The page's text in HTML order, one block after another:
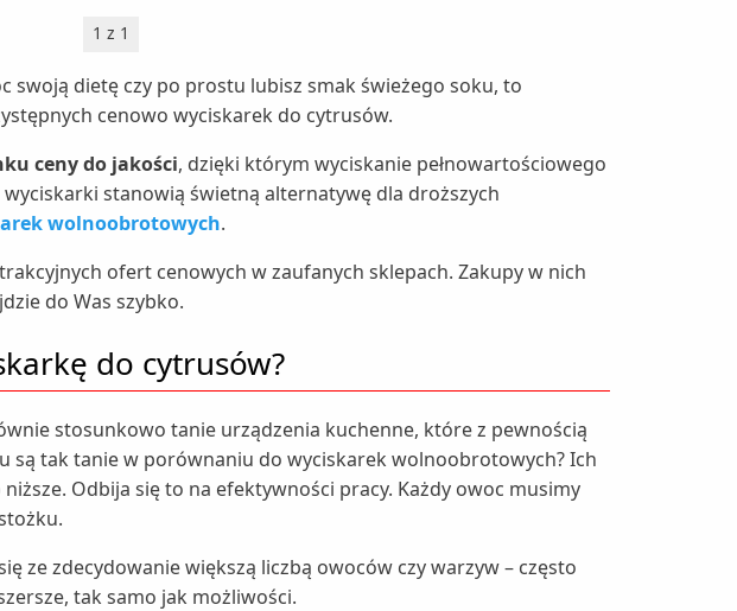
1 z 1
swoją dietę czy po prostu lubisz smak świeżego soku, to
cenowo wyciskarek do cytrusów.
ceny do jakości, dzięki którym wyciskanie pełnowartościowego
stanowią świetną alternatywę dla droższych
wolnoobrotowych.
ofert cenowych w zaufanych sklepach. Zakupy w nich
do Was szybko.
do cytrusów?
stosunkowo tanie urządzenia kuchenne, które z pewnością
są tak tanie w porównaniu do wyciskarek wolnoobrotowych? Ich
Odbija się to na efektywności pracy. Każdy owoc musimy
ze zdecydowanie większą liczbą owoców czy warzyw – często
tak samo jak możliwości.